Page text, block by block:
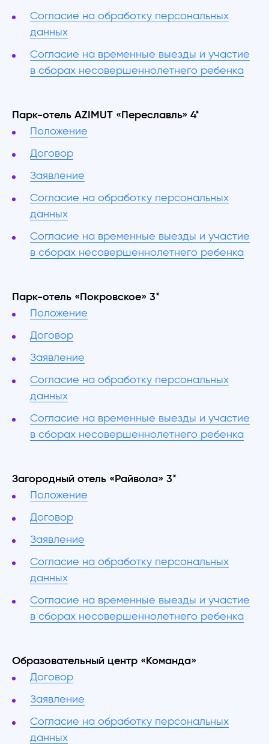
Согласие на обработку персональных
данных
Согласие на временные выезды и участие
в сборах несовершеннолетнего ребенка
Парк-отель AZIMUT «Переславль» 4*
Положение
Договор
Заявление
Согласие на обработку персональных
данных
Согласие на временные выезды и участие
в сборах несовершеннолетнего ребенка
Парк-отель «Покровское» 3*
Положение
Договор
Заявление
Согласие на обработку персональных
данных
Согласие на временные выезды и участие
в сборах несовершеннолетнего ребенка
Загородный отель «Райвола» 3*
Положение
Договор
Заявление
Согласие на обработку персональных
данных
Согласие на временные выезды и участие
в сборах несовершеннолетнего ребенка
Образовательный центр «Команда»
Договор
Заявление
Согласие на обработку персональных
данных